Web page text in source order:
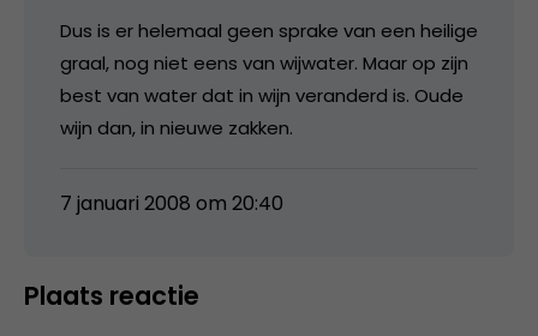
Dus is er helemaal geen sprake van een heilige
graal, nog niet eens van wijwater. Maar op zijn
best van water dat in wijn veranderd is. Oude
wijn dan, in nieuwe zakken.
7 januari 2008 om 20:40
Plaats reactie